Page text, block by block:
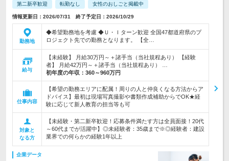
第二新卒歓迎 転勤なし 女性のおしごと掲載中
情報更新日：2026/07/31 終了予定日：2026/10/29
勤務地
◆希望勤務地を考慮 ◆Ｕ・Ｉターン歓迎 全国47都道府県のプ
ロジェクト先での勤務となります。 【全…
給与
【未経験】 月給30万円～＋諸手当（当社規程あり） 【経験
者】 月給42万円～＋諸手当（当社規程あり） …
初年度の年収： 360～960万円
仕事内容
【希望の勤務エリアに配属！周りの人と仲良くなる方法からア
ドバイス】最初は現場写真撮影や書類作成補助からでOK★経
験に応じて新人教育の担当等も可
対象と
なる方
【未経験・第二新卒歓迎！応募条件満たす方は全員面接！20代
～60代までが活躍中】◎未経験者：35歳まで※◎経験者：建設
業界での何らかの経験1年以上
企業データ